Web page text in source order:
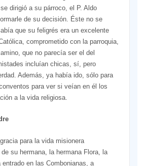
dirigió a su párroco, el P. Aldo
de su decisión. Éste no se
que su feligrés era un excelente
comprometido con la parroquia,
que no parecía ser el del
incluían chicas, sí, pero
Además, ya había ido, sólo para
para ver si veían en él los
a la vida religiosa.
para la vida misionera
su hermana, la hermana Flora, la
en las Combonianas, a